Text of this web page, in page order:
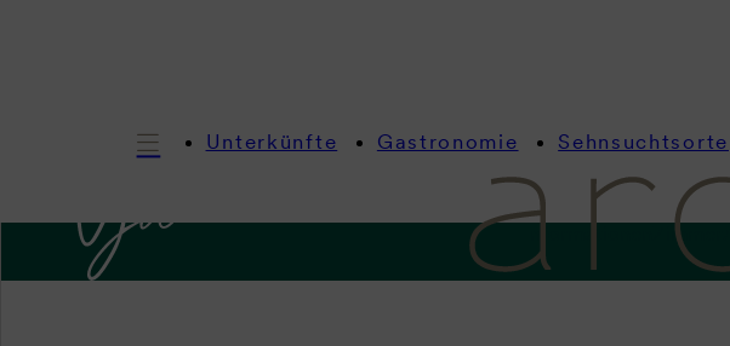
Unterkünfte Gastronomie Sehnsuchtsorte
Zimmer